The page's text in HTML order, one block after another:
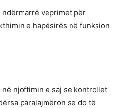
veprimet për
e hapësirës në funksion
në njoftimin e saj se kontrollet
paralajmëron se do të